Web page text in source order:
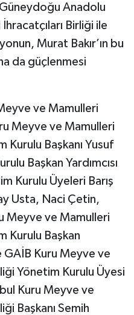
Anadolu
Birliği ile
Murat Bakır’ın bu
da güçlenmesi
ve Mamulleri
Meyve ve Mamulleri
Kurulu Başkanı Yusuf
Başkan Yardımcısı
Kurulu Üyeleri Barış
Usta, Naci Çetin,
Meyve ve Mamulleri
Kurulu Başkan
GAİB Kuru Meyve ve
Yönetim Kurulu Üyesi
Kuru Meyve ve
Başkanı Semih